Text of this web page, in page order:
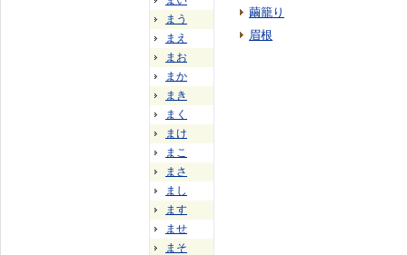
まう
まえ
まお
まか
まき
まく
まけ
まこ
まさ
まし
ます
ませ
まそ
繭籠り
眉根